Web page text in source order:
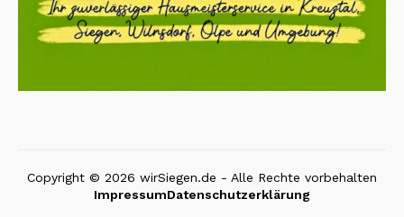
Copyright © 2026 wirSiegen.de - Alle Rechte vorbehalten
ImpressumDatenschutzerklärung